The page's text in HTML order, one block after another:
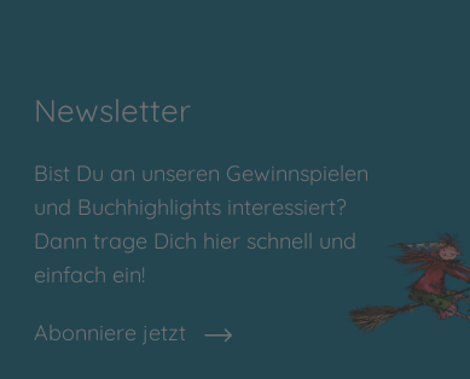
Newsletter
Bist Du an unseren Gewinnspielen
und Buchhighlights interessiert?
Dann trage Dich hier schnell und
einfach ein!
Abonniere jetzt